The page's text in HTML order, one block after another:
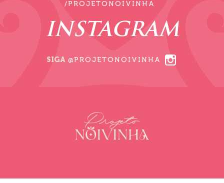
/PROJETONOIVINHA
INSTAGRAM
SIGA @PROJETONOIVINHA